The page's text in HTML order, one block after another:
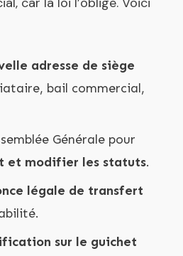
adresse de siège
bail commercial,
Générale pour
et modifier les statuts.
légale de transfert
sur le guichet